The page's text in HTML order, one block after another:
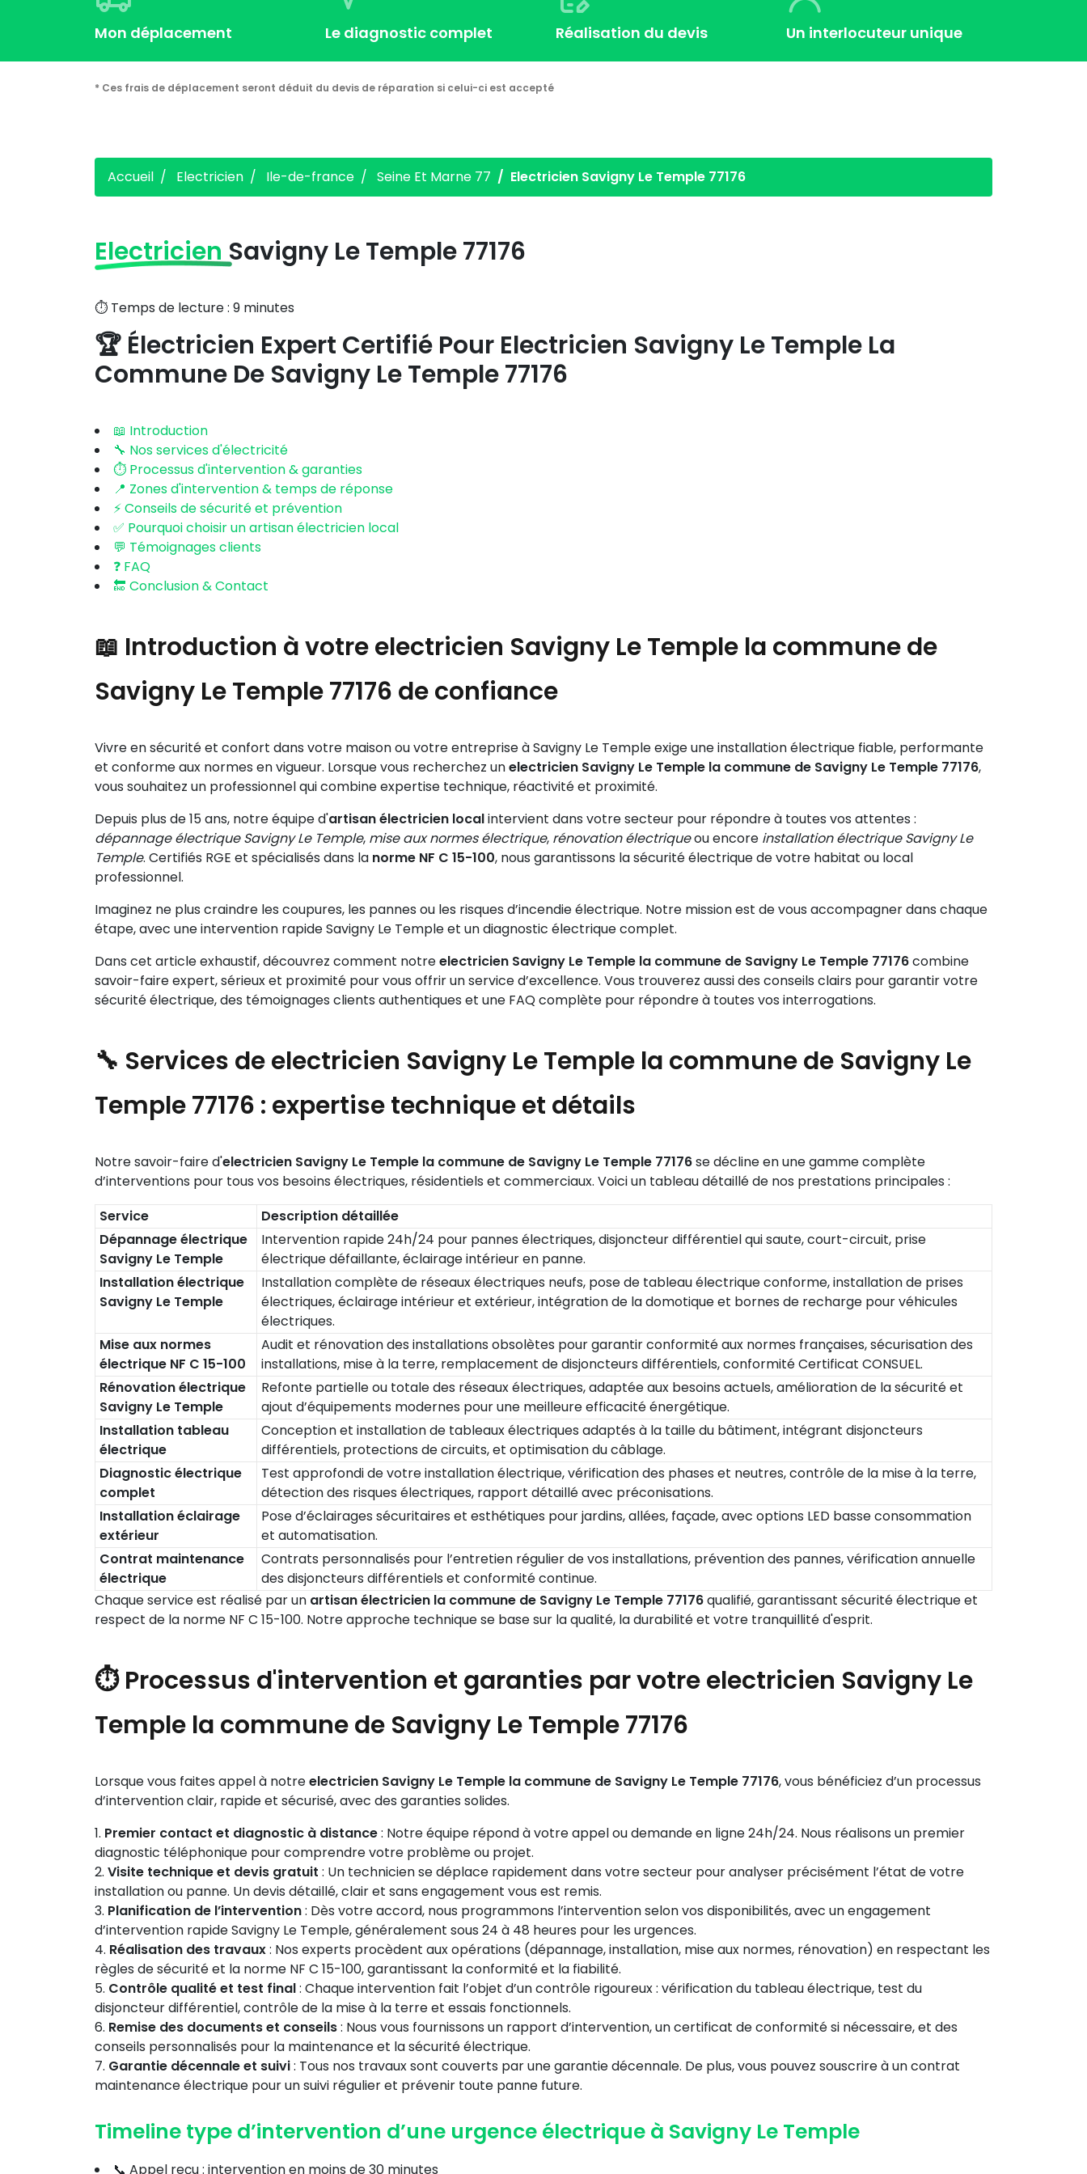
Mon déplacement Le diagnostic complet Réalisation du devis Un interlocuteur unique
* Ces frais de déplacement seront déduit du devis de réparation si celui-ci est accepté
Accueil Electricien Ile-de-france Seine Et Marne 77 Electricien Savigny Le Temple 77176
Electricien Savigny Le Temple 77176
⏱️ Temps de lecture : 9 minutes
🏆 Électricien Expert Certifié Pour Electricien Savigny Le Temple La
Commune De Savigny Le Temple 77176
📖 Introduction
🔧 Nos services d'électricité
⏱️ Processus d'intervention & garanties
📍 Zones d'intervention & temps de réponse
⚡ Conseils de sécurité et prévention
✅ Pourquoi choisir un artisan électricien local
💬 Témoignages clients
❓ FAQ
🔚 Conclusion & Contact
📖 Introduction à votreelectricien Savigny Le Temple la commune de
Savigny Le Temple 77176 de confiance
Vivre en sécurité et confort dans votre maison ou votre entreprise à Savigny Le Temple exige une installation électrique fiable, performante
et conforme aux normes en vigueur. Lorsque vous recherchez unelectricien Savigny Le Temple la commune de Savigny Le Temple 77176,
vous souhaitez un professionnel qui combine expertise technique, réactivité et proximité.
Depuis plus de 15 ans, notre équipe d'artisan électricien localintervient dans votre secteur pour répondre à toutes vos attentes :
dépannage électrique Savigny Le Temple, mise aux normes électrique, rénovation électriqueou encore installation électrique Savigny Le
Temple. Certifiés RGE et spécialisés dans la norme NF C 15-100, nous garantissons la sécurité électrique de votre habitat ou local
professionnel.
Imaginez ne plus craindre les coupures, les pannes ou les risques d’incendie électrique. Notre mission est de vous accompagner dans chaque
étape, avec une intervention rapide Savigny Le Temple et un diagnostic électrique complet.
Dans cet article exhaustif, découvrez comment notreelectricien Savigny Le Temple la commune de Savigny Le Temple 77176combine
savoir-faire expert, sérieux et proximité pour vous offrir un service d’excellence. Vous trouverez aussi des conseils clairs pour garantir votre
sécurité électrique, des témoignages clients authentiques et une FAQ complète pour répondre à toutes vos interrogations.
🔧 Services deelectricien Savigny Le Temple la commune de Savigny Le
Temple 77176 : expertise technique et détails
Notre savoir-faire d'electricien Savigny Le Temple la commune de Savigny Le Temple 77176se décline en une gamme complète
d’interventions pour tous vos besoins électriques, résidentiels et commerciaux. Voici un tableau détaillé de nos prestations principales :
Service
Description détaillée
Dépannage électrique
Savigny Le Temple
Intervention rapide 24h/24 pour pannes électriques, disjoncteur différentiel qui saute, court-circuit, prise
électrique défaillante, éclairage intérieur en panne.
Installation électrique
Savigny Le Temple
Installation complète de réseaux électriques neufs, pose de tableau électrique conforme, installation de prises
électriques, éclairage intérieur et extérieur, intégration de la domotique et bornes de recharge pour véhicules
électriques.
Mise aux normes
électrique NF C 15-100
Audit et rénovation des installations obsolètes pour garantir conformité aux normes françaises, sécurisation des
installations, mise à la terre, remplacement de disjoncteurs différentiels, conformité Certificat CONSUEL.
Rénovation électrique
Savigny Le Temple
Refonte partielle ou totale des réseaux électriques, adaptée aux besoins actuels, amélioration de la sécurité et
ajout d’équipements modernes pour une meilleure efficacité énergétique.
Installation tableau
électrique
Conception et installation de tableaux électriques adaptés à la taille du bâtiment, intégrant disjoncteurs
différentiels, protections de circuits, et optimisation du câblage.
Diagnostic électrique
complet
Test approfondi de votre installation électrique, vérification des phases et neutres, contrôle de la mise à la terre,
détection des risques électriques, rapport détaillé avec préconisations.
Installation éclairage
extérieur
Pose d’éclairages sécuritaires et esthétiques pour jardins, allées, façade, avec options LED basse consommation
et automatisation.
Contrat maintenance
électrique
Contrats personnalisés pour l’entretien régulier de vos installations, prévention des pannes, vérification annuelle
des disjoncteurs différentiels et conformité continue.
Chaque service est réalisé par un artisan électricien la commune de Savigny Le Temple 77176qualifié, garantissant sécurité électrique et
respect de la norme NF C 15-100. Notre approche technique se base sur la qualité, la durabilité et votre tranquillité d'esprit.
⏱️ Processus d'intervention et garanties par votreelectricien Savigny Le
Temple la commune de Savigny Le Temple 77176
Lorsque vous faites appel à notreelectricien Savigny Le Temple la commune de Savigny Le Temple 77176, vous bénéficiez d’un processus
d’intervention clair, rapide et sécurisé, avec des garanties solides.
Premier contact et diagnostic à distance: Notre équipe répond à votre appel ou demande en ligne 24h/24. Nous réalisons un premier
diagnostic téléphonique pour comprendre votre problème ou projet.
Visite technique et devis gratuit : Un technicien se déplace rapidement dans votre secteur pour analyser précisément l’état de votre
installation ou panne. Un devis détaillé, clair et sans engagement vous est remis.
Planification de l’intervention: Dès votre accord, nous programmons l’intervention selon vos disponibilités, avec un engagement
d’intervention rapide Savigny Le Temple, généralement sous 24 à 48 heures pour les urgences.
Réalisation des travaux: Nos experts procèdent aux opérations (dépannage, installation, mise aux normes, rénovation) en respectant les
règles de sécurité et la norme NF C 15-100, garantissant la conformité et la fiabilité.
Contrôle qualité et test final: Chaque intervention fait l’objet d’un contrôle rigoureux : vérification du tableau électrique, test du
disjoncteur différentiel, contrôle de la mise à la terre et essais fonctionnels.
Remise des documents et conseils: Nous vous fournissons un rapport d’intervention, un certificat de conformité si nécessaire, et des
conseils personnalisés pour la maintenance et la sécurité électrique.
Garantie décennale et suivi: Tous nos travaux sont couverts par une garantie décennale. De plus, vous pouvez souscrire à un contrat
maintenance électrique pour un suivi régulier et prévenir toute panne future.
Timeline type d’intervention d’une urgence électrique à Savigny Le Temple
📞 Appel reçu : intervention en moins de 30 minutes